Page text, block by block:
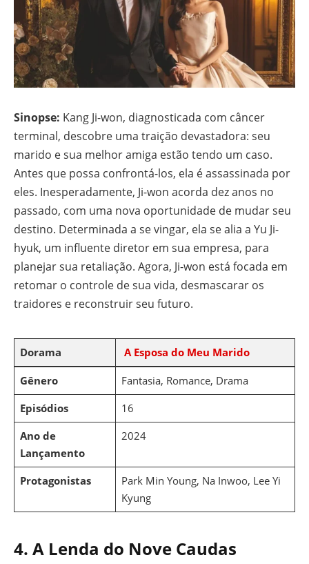
Sinopse: Kang Ji-won, diagnosticada com câncer
terminal, descobre uma traição devastadora: seu
marido e sua melhor amiga estão tendo um caso.
Antes que possa confrontá-los, ela é assassinada por
eles. Inesperadamente, Ji-won acorda dez anos no
passado, com uma nova oportunidade de mudar seu
destino. Determinada a se vingar, ela se alia a Yu Ji-
hyuk, um influente diretor em sua empresa, para
planejar sua retaliação. Agora, Ji-won está focada em
retomar o controle de sua vida, desmascarar os
traidores e reconstruir seu futuro.
Dorama A Esposa do Meu Marido
Gênero
Fantasia, Romance, Drama
Episódios
16
Ano de
Lançamento
2024
Protagonistas
Park Min Young, Na Inwoo, Lee Yi
Kyung
4. A Lenda do Nove Caudas